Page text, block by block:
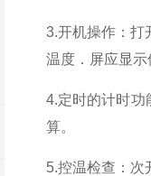
3.开机操作：打
温度．屏应显
4.定时的计时功
算。
5.控温检查：次